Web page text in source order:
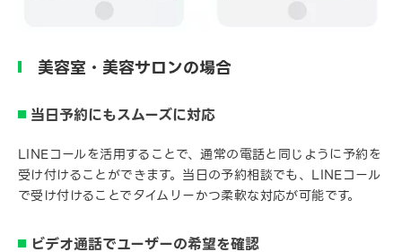
美容室・美容サロンの場合
当日予約にもスムーズに対応
LINEコールを活用することで、通常の電話と同じように予約を
受け付けることができます。当日の予約相談でも、LINEコール
で受け付けることでタイムリーかつ柔軟な対応が可能です。
ビデオ通話でユーザーの希望を確認